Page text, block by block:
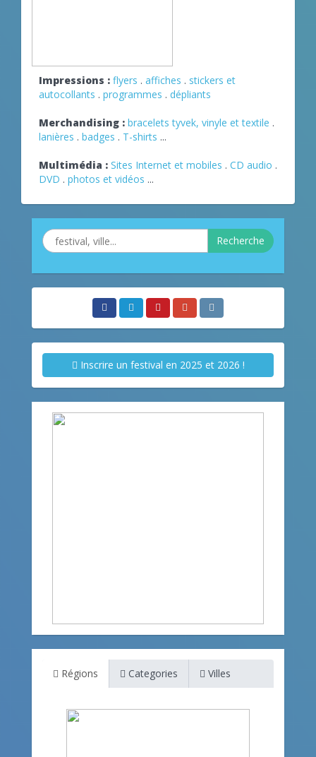
Impressions : flyers . affiches . stickers et
autocollants . programmes . dépliants
Merchandising : bracelets tyvek, vinyle et textile .
lanières . badges . T-shirts ...
Multimédia : Sites Internet et mobiles . CD audio .
DVD . photos et vidéos ...
Recherche
Inscrire un festival en 2025 et 2026 !
Régions Categories Villes